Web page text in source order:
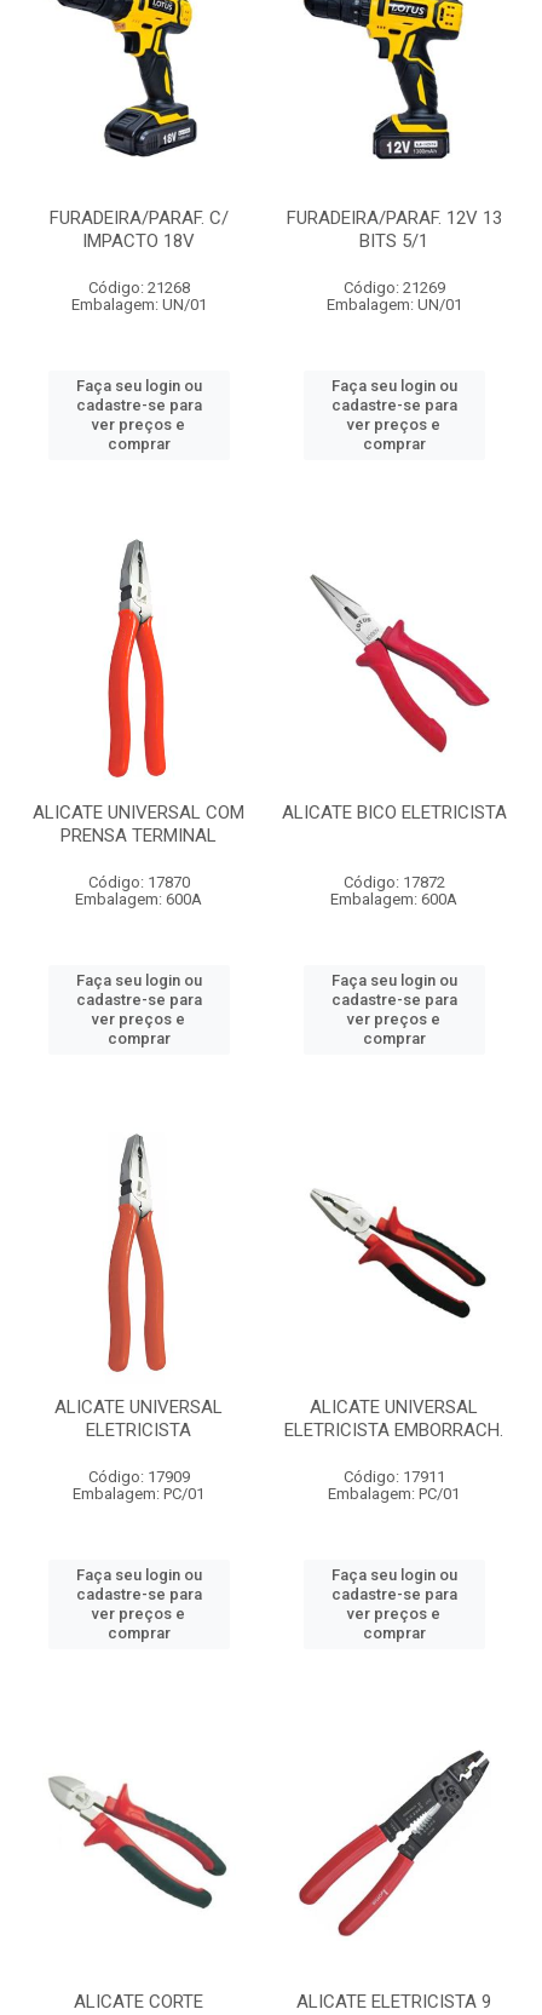
FURADEIRA/PARAF. C/
IMPACTO 18V
Código: 21268
Embalagem: UN/01
Faça seu login ou
cadastre-se para
ver preços e
comprar
FURADEIRA/PARAF. 12V 13
BITS 5/1
Código: 21269
Embalagem: UN/01
Faça seu login ou
cadastre-se para
ver preços e
comprar
ALICATE UNIVERSAL COM
PRENSA TERMINAL
Código: 17870
Embalagem: 600A
Faça seu login ou
cadastre-se para
ver preços e
comprar
ALICATE BICO ELETRICISTA
Código: 17872
Embalagem: 600A
Faça seu login ou
cadastre-se para
ver preços e
comprar
ALICATE UNIVERSAL
ELETRICISTA
Código: 17909
Embalagem: PC/01
Faça seu login ou
cadastre-se para
ver preços e
comprar
ALICATE UNIVERSAL
ELETRICISTA EMBORRACH.
Código: 17911
Embalagem: PC/01
Faça seu login ou
cadastre-se para
ver preços e
comprar
ALICATE CORTE
ALICATE ELETRICISTA 9